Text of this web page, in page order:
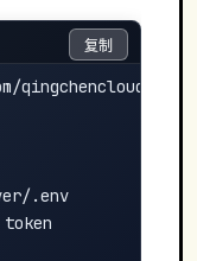
.env
复制
复制